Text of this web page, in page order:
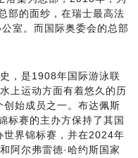
部的面纱，在瑞士最高法
室。而国际奥委会的总部
，是1908年国际游泳联
上运动方面有着悠久的历
始成员之一。布达佩斯
标赛的主办方保持了其国
世界锦标赛，并在2024年
阿尔弗雷德·哈约斯国家